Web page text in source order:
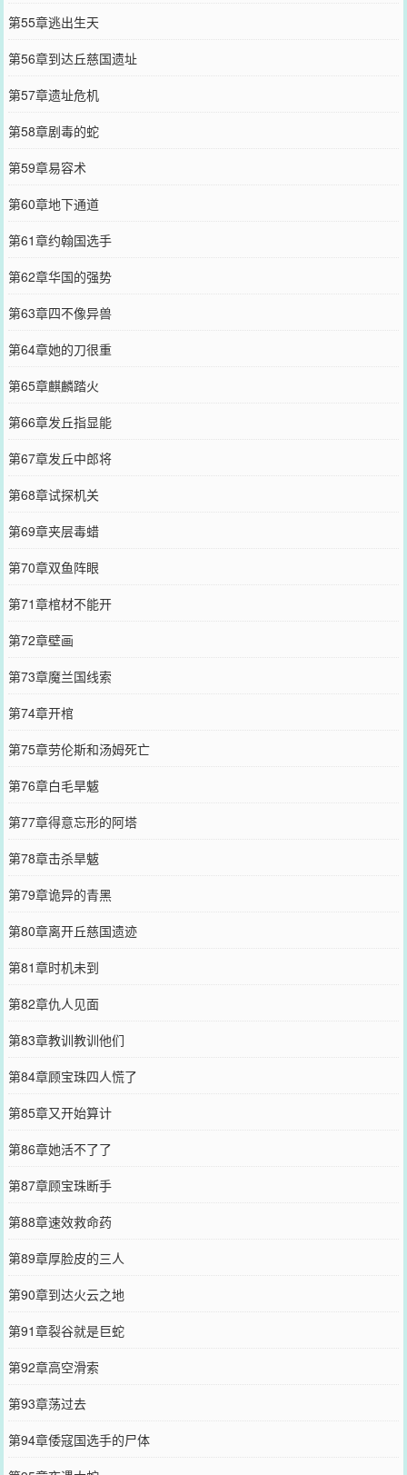
第55章逃出生天
第56章到达丘慈国遗址
第57章遗址危机
第58章剧毒的蛇
第59章易容术
第60章地下通道
第61章约翰国选手
第62章华国的强势
第63章四不像异兽
第64章她的刀很重
第65章麒麟踏火
第66章发丘指显能
第67章发丘中郎将
第68章试探机关
第69章夹层毒蜡
第70章双鱼阵眼
第71章棺材不能开
第72章壁画
第73章魔兰国线索
第74章开棺
第75章劳伦斯和汤姆死亡
第76章白毛旱魃
第77章得意忘形的阿塔
第78章击杀旱魃
第79章诡异的青黑
第80章离开丘慈国遗迹
第81章时机未到
第82章仇人见面
第83章教训教训他们
第84章顾宝珠四人慌了
第85章又开始算计
第86章她活不了了
第87章顾宝珠断手
第88章速效救命药
第89章厚脸皮的三人
第90章到达火云之地
第91章裂谷就是巨蛇
第92章高空滑索
第93章荡过去
第94章倭寇国选手的尸体